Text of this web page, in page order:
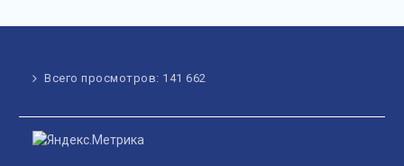
Всего просмотров: 141 662